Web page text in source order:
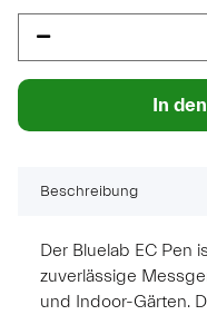
In
Beschreibung
Der Bluelab EC Pen
zuverlässige
und Indoor-Gärten.